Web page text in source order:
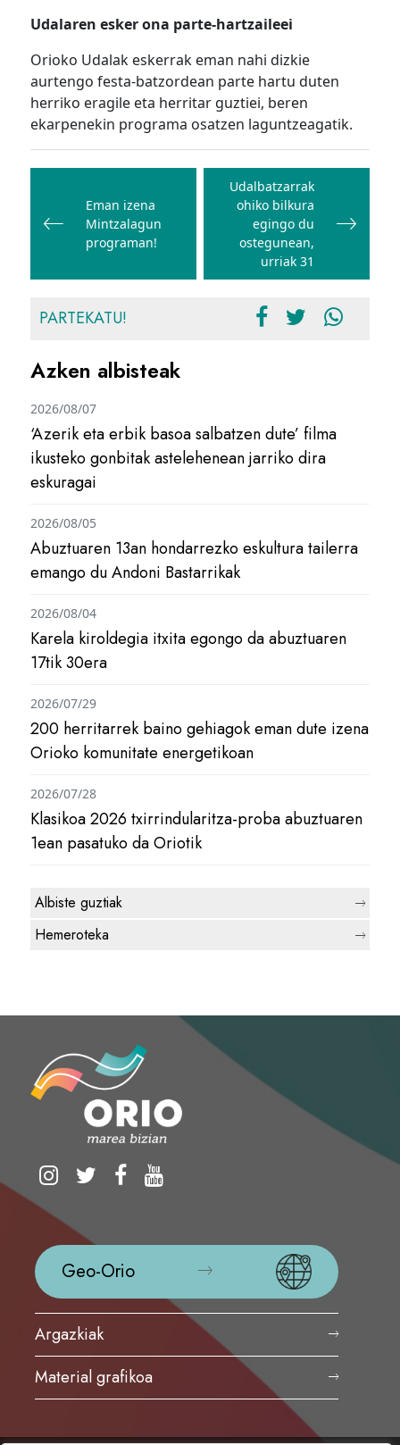
Udalaren esker ona parte-hartzaileei
Orioko Udalak eskerrak eman nahi dizkie
aurtengo festa-batzordean parte hartu duten
herriko eragile eta herritar guztiei, beren
ekarpenekin programa osatzen laguntzeagatik.
Bidalketetan
nabigatu
Eman izena
Mintzalagun
programan!
Udalbatzarrak
ohiko bilkura
egingo du
ostegunean,
urriak 31
PARTEKATU!
Azken albisteak
‘Azerik eta erbik basoa salbatzen dute’ filma
ikusteko gonbitak astelehenean jarriko dira
eskuragai
2026/08/07
Abuztuaren 13an hondarrezko eskultura tailerra
emango du Andoni Bastarrikak
2026/08/05
Karela kiroldegia itxita egongo da abuztuaren
17tik 30era
2026/08/04
200 herritarrek baino gehiagok eman dute izena
Orioko komunitate energetikoan
2026/07/29
Klasikoa 2026 txirrindularitza-proba abuztuaren
1ean pasatuko da Oriotik
2026/07/28
Albiste guztiak
Hemeroteka
Geo-Orio
Argazkiak
Material grafikoa